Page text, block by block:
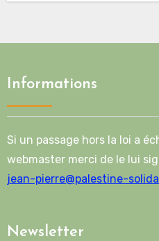
Informations
Si un passage hors la loi a
webmaster merci de le lui
jean-pierre@palestine-
Newsletter